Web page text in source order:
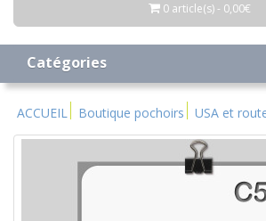
0 article(s) - 0,00€
Catégories
ACCUEIL Boutique pochoirs USA et